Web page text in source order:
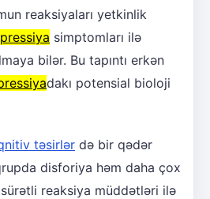
reaksiyaları yetkinlik
simptomları ilə
bilər. Bu tapıntı erkən
dakı potensial bioloji
təsirlər də bir qədər
disforiya həm daha çox
reaksiya müddətləri ilə